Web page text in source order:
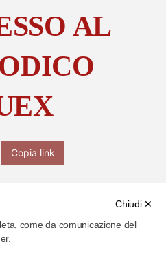
AL
Copia link
Chiudi ✕
come da comunicazione del